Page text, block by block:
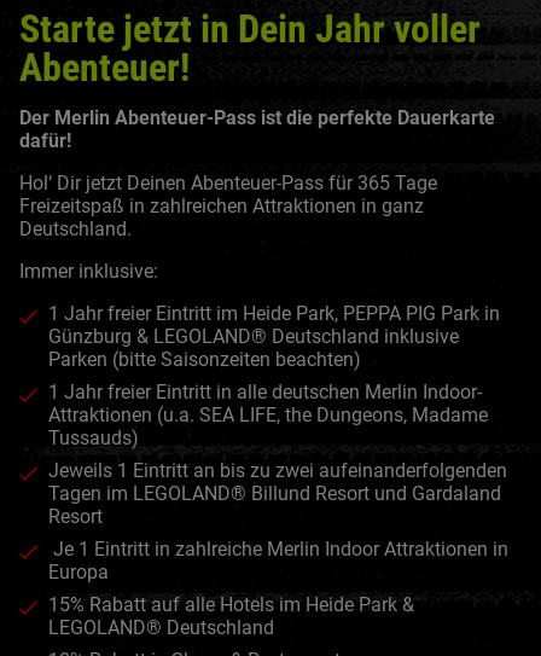
Starte jetzt in Dein Jahr voller
Abenteuer!
Der Merlin Abenteuer-Pass ist die perfekte Dauerkarte
dafür!
Hol‘ Dir jetzt Deinen Abenteuer-Pass für 365 Tage
Freizeitspaß in zahlreichen Attraktionen in ganz
Deutschland.
Immer inklusive:
1 Jahr freier Eintritt im Heide Park, PEPPA PIG Park in
Günzburg & LEGOLAND® Deutschland inklusive
Parken (bitte Saisonzeiten beachten)
1 Jahr freier Eintritt in alle deutschen Merlin Indoor-
Attraktionen (u.a. SEA LIFE, the Dungeons, Madame
Tussauds)
Jeweils 1 Eintritt an bis zu zwei aufeinanderfolgenden
Tagen im LEGOLAND® Billund Resort und Gardaland
Resort
Je 1 Eintritt in zahlreiche Merlin Indoor Attraktionen in
Europa
15% Rabatt auf alle Hotels im Heide Park &
LEGOLAND® Deutschland